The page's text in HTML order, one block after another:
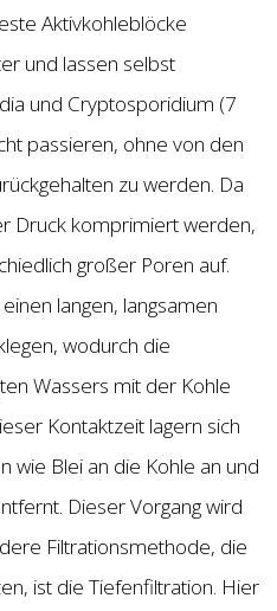
Aktivkohleblöcke
und lassen selbst
und Cryptosporidium (7
passieren, ohne von den
zu werden. Da
Druck komprimiert werden,
großer Poren auf.
langen, langsamen
wodurch die
Wassers mit der Kohle
Kontaktzeit lagern sich
wie Blei an die Kohle an und
Dieser Vorgang wird
Filtrationsmethode, die
ist die Tiefenfiltration. Hier